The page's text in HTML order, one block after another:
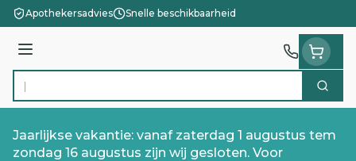
Ga naar de inhoud
Apothekersadvies Snelle beschikbaarheid
Menu
Product, merk, categorie... Zoek
Jaarlijkse vakantie: vanaf zaterdag 1 augustus tem
zondag 16 augustus zijn wij gesloten. Voor